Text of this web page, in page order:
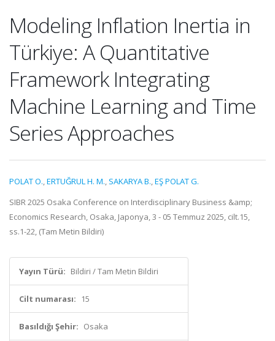
Modeling Inflation Inertia in
Türkiye: A Quantitative
Framework Integrating
Machine Learning and Time
Series Approaches
POLAT O.,ERTUĞRUL H. M., SAKARYA B.,EŞ POLAT G.
SIBR 2025 Osaka Conference on Interdisciplinary Business &amp;
Economics Research, Osaka, Japonya, 3 - 05 Temmuz 2025, cilt.15,
ss.1-22, (Tam Metin Bildiri)
Yayın Türü: Bildiri / Tam Metin Bildiri
Cilt numarası: 15
Basıldığı Şehir: Osaka